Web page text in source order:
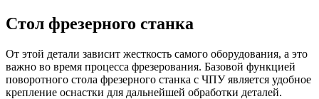
Стол фрезерного станка
От этой детали зависит жесткость самого оборудования, а это
важно во время процесса фрезерования. Базовой функцией
поворотного стола фрезерного станка с ЧПУ является удобное
крепление оснастки для дальнейшей обработки деталей.